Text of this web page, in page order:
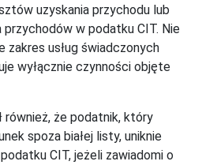
uzyskania przychodu lub
przychodów w podatku CIT. Nie
zakres usług świadczonych
wyłącznie czynności objęte
również, że podatnik, który
spoza białej listy, uniknie
CIT, jeżeli zawiadomi o